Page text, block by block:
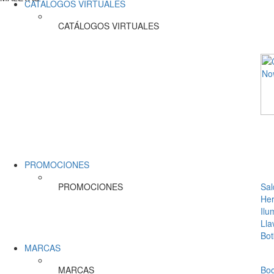
CATÁLOGOS VIRTUALES
CATÁLOGOS VIRTUALES
PROMOCIONES
PROMOCIONES
MARCAS
MARCAS